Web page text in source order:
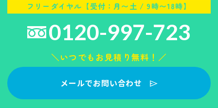
フリーダイヤル【受付：月〜土 / 9時〜18時】
0120-997-723
＼いつでもお見積り無料！／
メールでお問い合わせ